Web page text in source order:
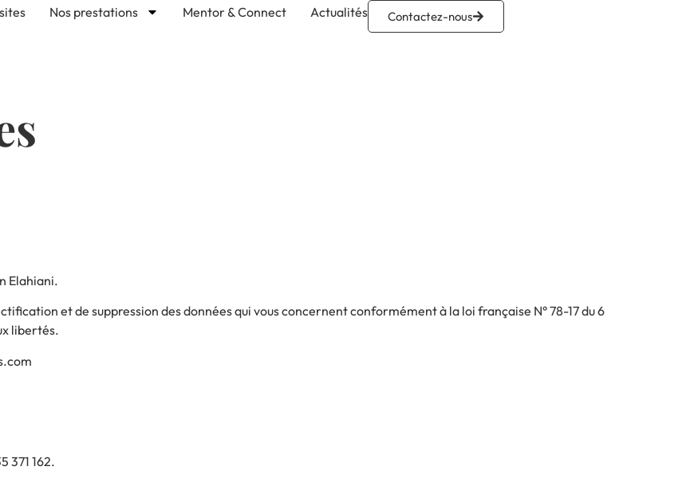
Nos prestations Mentor & Connect Actualités Contactez-nous
Elahiani.
et de suppression des données qui vous concernent conformément à la loi française N° 78-17 du 6
libertés.
371 162.